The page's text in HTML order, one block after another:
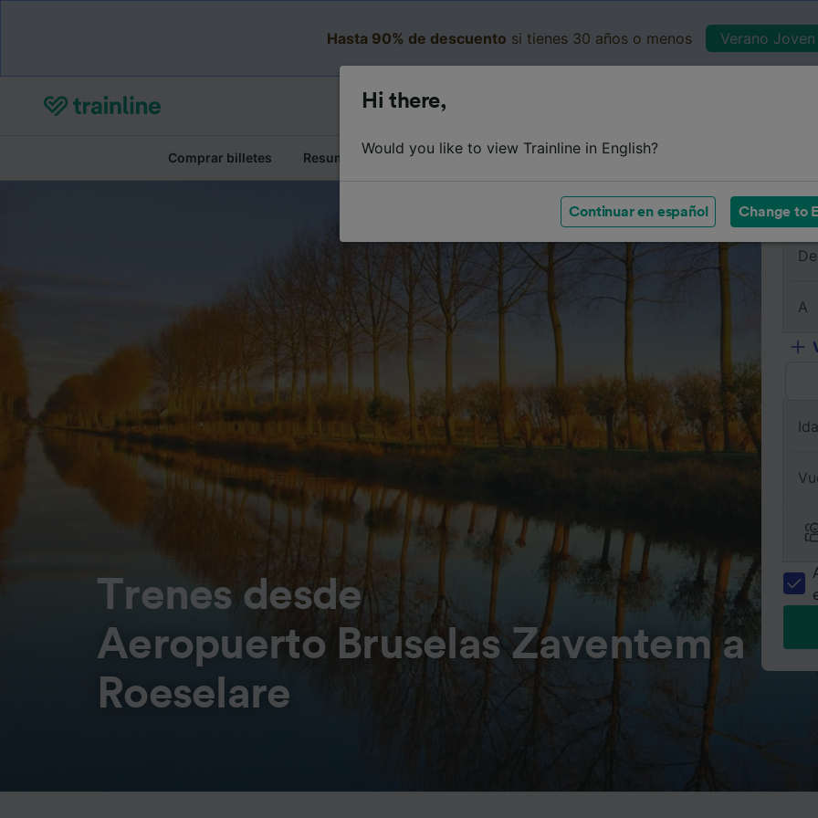
Hasta 90% de descuento si tienes 30 años o menos Verano
Comprar billetes Resumen del viaje Horarios Clases Servicios a bordo
Trenes desde
Aeropuerto Bruselas Zaventem a
Roeselare
De
A
Ida
Hi there,
Would you like to view Trainline in English?
Continuar en español Change to